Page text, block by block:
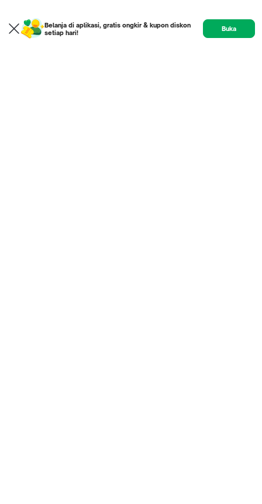
Belanja di aplikasi, gratis ongkir & kupon diskon
setiap hari!
Buka